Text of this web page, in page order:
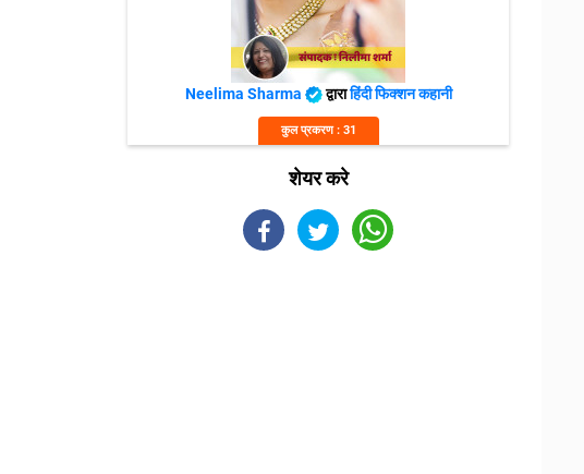
Neelima Sharma द्वाराहिंदी फिक्शन कहानी
कुल प्रकरण : 31
शेयर करे